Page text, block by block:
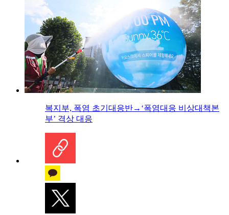
복지부, 폭염 초기대응반→‘폭염대응 비상대책본
부’ 격상 대응